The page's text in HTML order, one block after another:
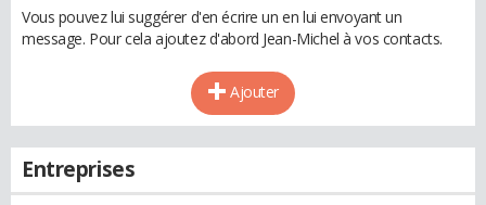
Vous pouvez lui suggérer d'en écrire un en lui envoyant un
message. Pour cela ajoutez d'abord Jean-Michel à vos contacts.
Ajouter
Entreprises